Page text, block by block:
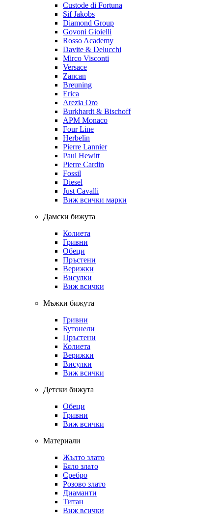
Custode di Fortuna
Sif Jakobs
Diamond Group
Govoni Gioielli
Rosso Academy
Davite & Delucchi
Mirco Visconti
Versace
Zancan
Breuning
Erica
Arezia Oro
Burkhardt & Bischoff
APM Monaco
Four Line
Herbelin
Pierre Lannier
Paul Hewitt
Pierre Cardin
Fossil
Diesel
Just Cavalli
Виж всички марки
Дамски бижута
Колиета
Гривни
Обеци
Пръстени
Верижки
Висулки
Виж всички
Мъжки бижута
Гривни
Бутонели
Пръстени
Колиета
Верижки
Висулки
Виж всички
Детски бижута
Обеци
Гривни
Виж всички
Материали
Жълто злато
Бяло злато
Сребро
Розово злато
Диаманти
Титан
Виж всички